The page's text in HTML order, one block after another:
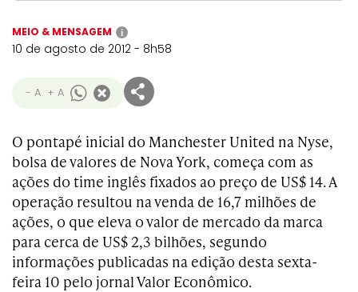
MEIO & MENSAGEM i
10 de agosto de 2012 - 8h58
- A + A
O pontapé inicial do Manchester United na Nyse,
bolsa de valores de Nova York, começa com as
ações do time inglês fixados ao preço de US$ 14. A
operação resultou na venda de 16,7 milhões de
ações, o que eleva o valor de mercado da marca
para cerca de US$ 2,3 bilhões, segundo
informações publicadas na edição desta sexta-
feira 10 pelo jornal Valor Econômico.